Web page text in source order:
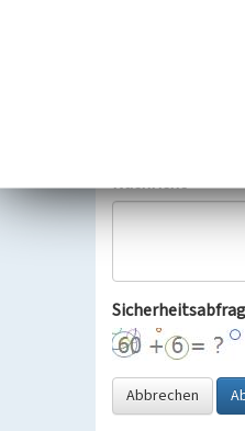
Wir bitten Sie um
Selbstverständlich
Nachricht
Abbrechen